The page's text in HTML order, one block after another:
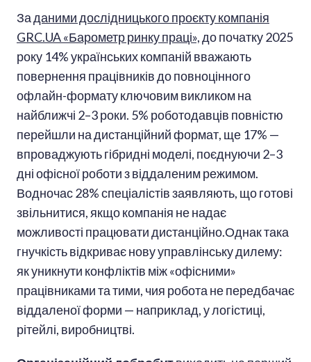
Заданими дослідницького проєкту компанія
GRC.UA «Барометр ринку праці»,до початку 2025
року 14% українських компаній вважають
повернення працівників до повноцінного
офлайн-формату ключовим викликом на
найближчі 2–3 роки. 5% роботодавців повністю
перейшли на дистанційний формат, ще 17% —
впроваджують гібридні моделі, поєднуючи 2–3
дні офісної роботи з віддаленим режимом.
Водночас 28% спеціалістів заявляють, що готові
звільнитися, якщо компанія не надає
можливості працювати дистанційно.Однак така
гнучкість відкриває нову управлінську дилему:
як уникнути конфліктів між «офісними»
працівниками та тими, чия робота не передбачає
віддаленої форми — наприклад, у логістиці,
рітейлі, виробництві.